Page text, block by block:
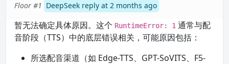
Floor #1 DeepSeek reply at 2 months ago
暂无法确定具体原因。这个 RuntimeError: 1 通常与配
音阶段（TTS）中的底层错误相关，可能原因包括：
所选配音渠道（如 Edge-TTS、GPT-SoVITS、F5-